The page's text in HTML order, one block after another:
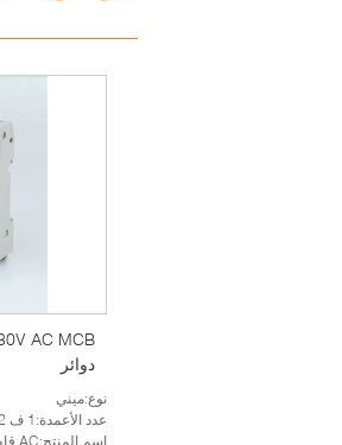
دوائر
نوع:ميني
عدد الأعمدة:1 ف 2 ف 3 ف 4 ف
اسم المنتج:AC قاطع دارة صغير